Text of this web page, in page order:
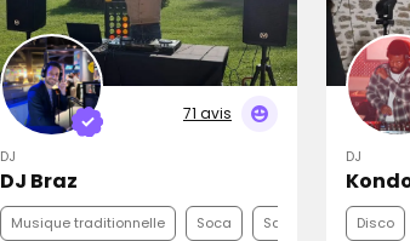
71 avis
DJ
DJ Braz
Musique traditionnelle Soca Samba
DJ
Disco